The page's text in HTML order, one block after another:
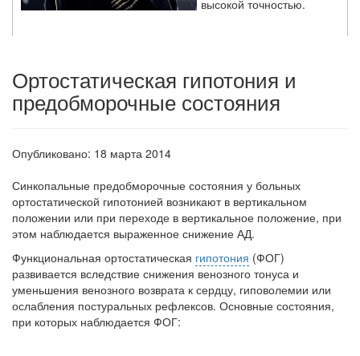
Глава Минздрава РФ
Вероника Скворцова
опровергла
ближайшие годы. Она
заявила об этом на
встрече с журналистами ведущих...
Местная анестезия развивает кардиотоксичность
Федеральная служба по
надзору в сфере
здравоохранения озвучила
Ортостатическая гипотония и
предобморочные состояния
Опубликовано: 18 марта 2014
Синкопальные предобморочные состояния у больных
ортостатической ги­потонией возникают в вертикальном
положении или при переходе в верти­кальное положение, при
этом наблюдается выраженное снижение АД.
Функциональная ортостатическая гипотония (ФОГ)
развивается вследствие снижения венозного тонуса и
уменьшения венозного возвра­та к сердцу, гиповолемии или
ослабления постуральных рефлексов. Основные состояния,
при которых наблюдается ФОГ: